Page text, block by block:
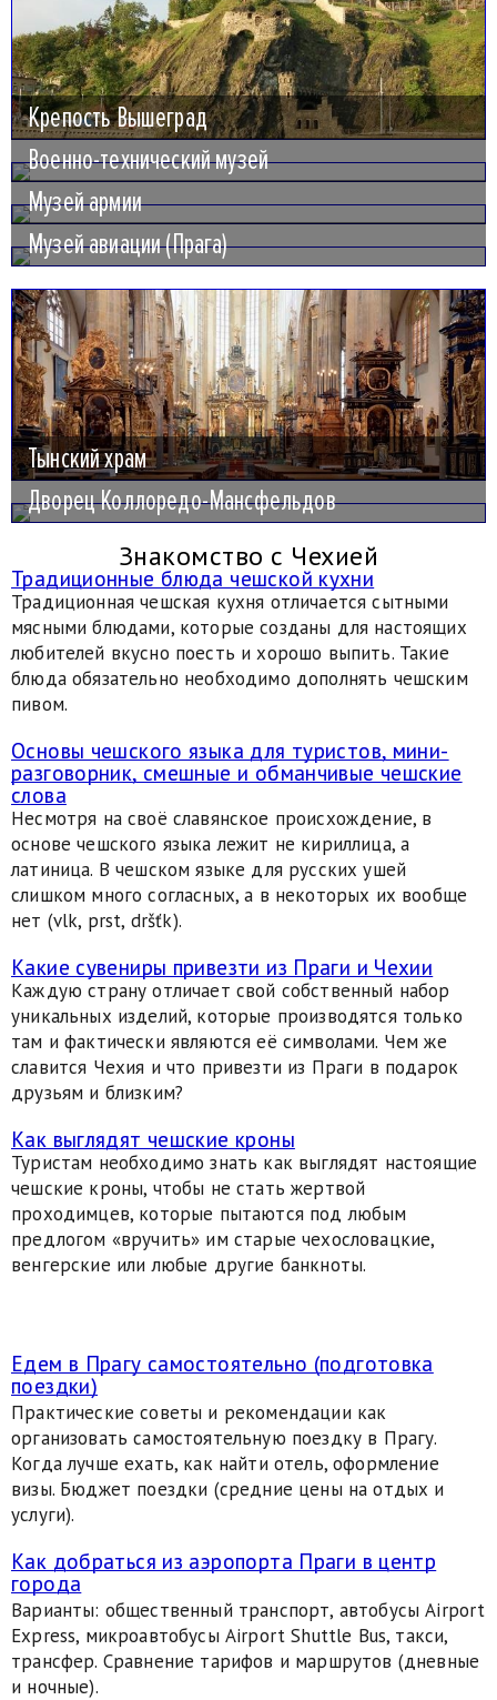
Крепость Вышеград
Военно-технический музей
Музей армии
Музей авиации (Прага)
Тынский храм
Дворец Коллоредо-Мансфельдов
Знакомство с Чехией
Традиционные блюда чешской кухни
Традиционная чешская кухня отличается сытными
мясными блюдами, которые созданы для настоящих
любителей вкусно поесть и хорошо выпить. Такие
блюда обязательно необходимо дополнять чешским
пивом.
Основы чешского языка для туристов, мини-
разговорник, смешные и обманчивые чешские
слова
Несмотря на своё славянское происхождение, в
основе чешского языка лежит не кириллица, а
латиница. В чешском языке для русских ушей
слишком много согласных, а в некоторых их вообще
нет (vlk, prst, dršťk).
Какие сувениры привезти из Праги и Чехии
Каждую страну отличает свой собственный набор
уникальных изделий, которые производятся только
там и фактически являются её символами. Чем же
славится Чехия и что привезти из Праги в подарок
друзьям и близким?
Как выглядят чешские кроны
Туристам необходимо знать как выглядят настоящие
чешские кроны, чтобы не стать жертвой
проходимцев, которые пытаются под любым
предлогом «вручить» им старые чехословацкие,
венгерские или любые другие банкноты.
Едем в Прагу самостоятельно (подготовка
поездки)
Практические советы и рекомендации как
организовать самостоятельную поездку в Прагу.
Когда лучше ехать, как найти отель, оформление
визы. Бюджет поездки (средние цены на отдых и
услуги).
Как добраться из аэропорта Праги в центр
города
Варианты: общественный транспорт, автобусы Airport
Express, микроавтобусы Airport Shuttle Bus, такси,
трансфер. Сравнение тарифов и маршрутов (дневные
и ночные).